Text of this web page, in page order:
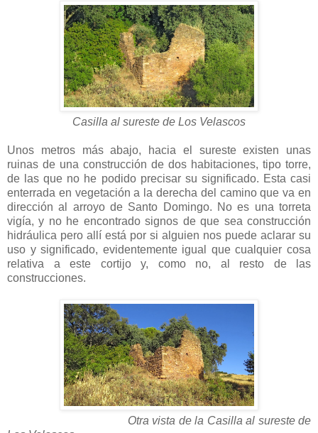
Casilla al sureste de Los Velascos
Unos metros más abajo, hacia el sureste existen unas
ruinas de una construcción de dos habitaciones, tipo torre,
de las que no he podido precisar su significado. Esta casi
enterrada en vegetación a la derecha del camino que va en
dirección al arroyo de Santo Domingo. No es una torreta
vigía, y no he encontrado signos de que sea construcción
hidráulica pero allí está por si alguien nos puede aclarar su
uso y significado, evidentemente igual que cualquier cosa
relativa a este cortijo y, como no, al resto de las
construcciones.
Otra vista de la Casilla al sureste de